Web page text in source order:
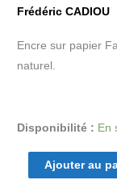
Frédéric CADIOU
Encre sur papier
naturel.
Disponibilité : En
Ajouter au